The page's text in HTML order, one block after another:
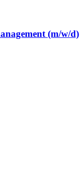
(m/w/d)